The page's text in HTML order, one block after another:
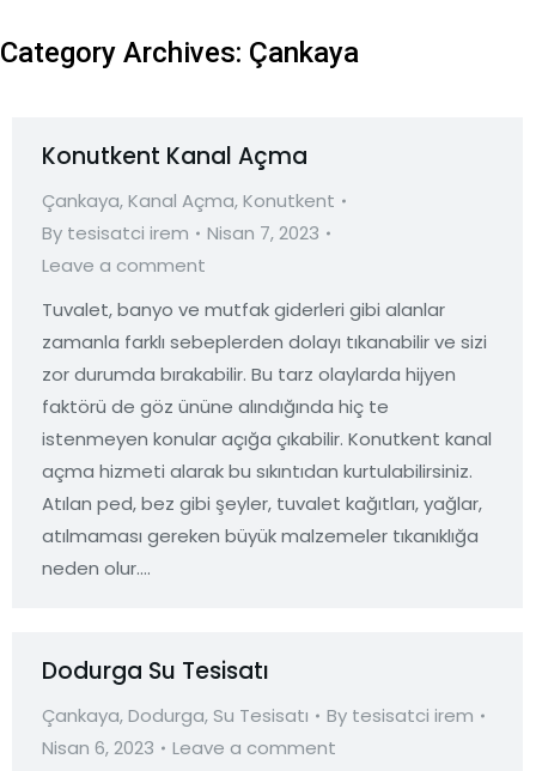
Category Archives: Çankaya
Konutkent Kanal Açma
Çankaya,Kanal Açma,Konutkent
By tesisatci irem
Nisan 7, 2023
Leave a comment
Tuvalet, banyo ve mutfak giderleri gibi alanlar
zamanla farklı sebeplerden dolayı tıkanabilir ve sizi
zor durumda bırakabilir. Bu tarz olaylarda hijyen
faktörü de göz ününe alındığında hiç te
istenmeyen konular açığa çıkabilir. Konutkent kanal
açma hizmeti alarak bu sıkıntıdan kurtulabilirsiniz.
Atılan ped, bez gibi şeyler, tuvalet kağıtları, yağlar,
atılmaması gereken büyük malzemeler tıkanıklığa
neden olur.…
Dodurga Su Tesisatı
Çankaya,Dodurga,Su Tesisatı By tesisatci irem
Nisan 6, 2023
Leave a comment